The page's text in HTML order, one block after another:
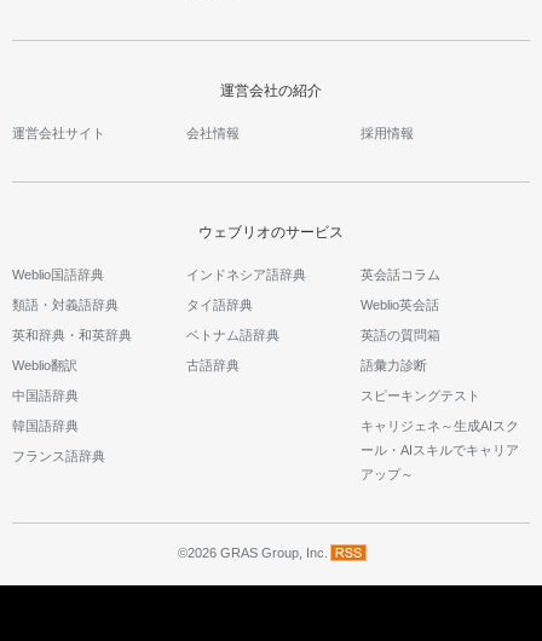
運営会社の紹介
運営会社サイト 会社情報 採用情報
ウェブリオのサービス
Weblio国語辞典
類語・対義語辞典
英和辞典・和英辞典
Weblio翻訳
中国語辞典
韓国語辞典
フランス語辞典
インドネシア語辞典
タイ語辞典
ベトナム語辞典
古語辞典
英会話コラム
Weblio英会話
英語の質問箱
語彙力診断
スピーキングテスト
キャリジェネ～生成AIスク
ール・AIスキルでキャリア
アップ～
©2026 GRAS Group, Inc.